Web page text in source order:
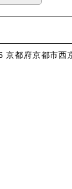
京都府京都市西